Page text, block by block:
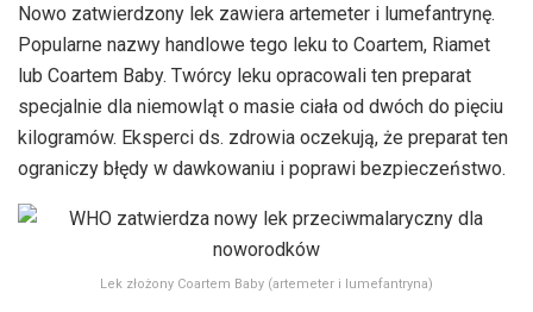
Nowo zatwierdzony lek zawiera artemeter i lumefantrynę.
Popularne nazwy handlowe tego leku to Coartem, Riamet
lub Coartem Baby. Twórcy leku opracowali ten preparat
specjalnie dla niemowląt o masie ciała od dwóch do pięciu
kilogramów. Eksperci ds. zdrowia oczekują, że preparat ten
ograniczy błędy w dawkowaniu i poprawi bezpieczeństwo.
Lek złożony Coartem Baby (artemeter i lumefantryna)